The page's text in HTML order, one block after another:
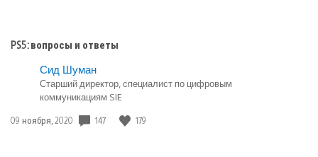
PS5: вопросы и ответы
Сид Шуман
Старший директор, специалист по цифровым
коммуникациям SIE
Дата
09 ноября, 2020 147 179